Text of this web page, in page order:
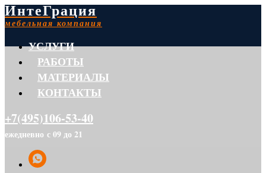
ИнтеГрация
мебельная компания
УСЛУГИ
РАБОТЫ
МАТЕРИАЛЫ
КОНТАКТЫ
+7(495)106-53-40
ежедневно с 09 до 21